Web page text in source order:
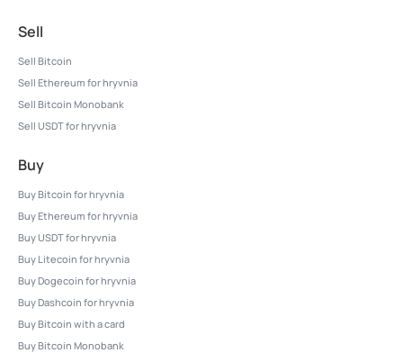
Sell
Sell Bitcoin
Sell Ethereum for hryvnia
Sell Bitcoin Monobank
Sell USDT for hryvnia
Buy
Buy Bitcoin for hryvnia
Buy Ethereum for hryvnia
Buy USDT for hryvnia
Buy Litecoin for hryvnia
Buy Dogecoin for hryvnia
Buy Dashcoin for hryvnia
Buy Bitcoin with a card
Buy Bitcoin Monobank